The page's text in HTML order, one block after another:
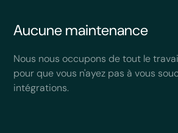
Aucune maintenance
Nous nous occupons de tout le
pour que vous n'ayez pas à vous
intégrations.